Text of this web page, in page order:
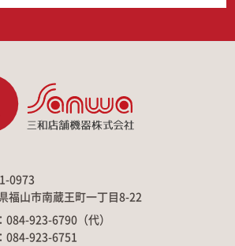
0973
福山市南蔵王町一丁目8-22
084-923-6790（代）
084-923-6751